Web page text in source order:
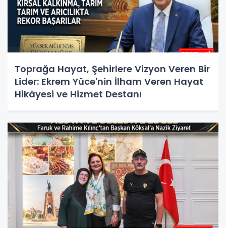
Toprağa Hayat, Şehirlere Vizyon Veren Bir
Lider: Ekrem Yüce'nin İlham Veren Hayat
Hikâyesi ve Hizmet Destanı